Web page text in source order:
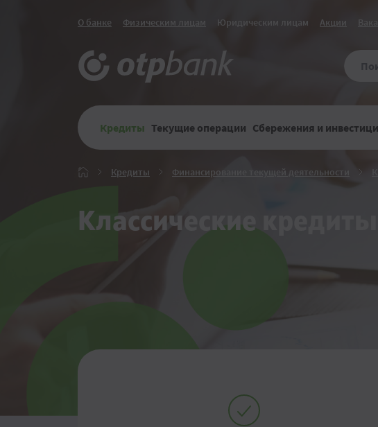
О банке Физическим лицам Юридическим лицам Акции
Кредиты Текущие операции Сбережения и
Кредиты КредитыФинансирование текущей деятельности
Классические кредиты